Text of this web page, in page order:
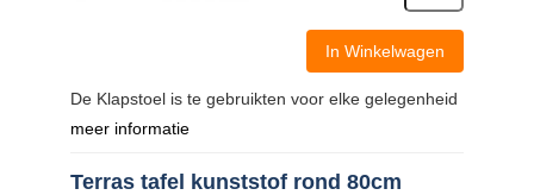
In Winkelwagen
De Klapstoel is te gebruikten voor elke gelegenheid
meer informatie
Terras tafel kunststof rond 80cm